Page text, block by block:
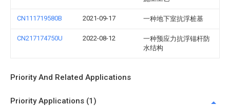
CN111719580B 2021-09-17 一种地下室抗浮桩基
CN217174750U 2022-08-12
一种预应力抗浮锚杆防
水结构
Priority And Related Applications
Priority Applications (1)